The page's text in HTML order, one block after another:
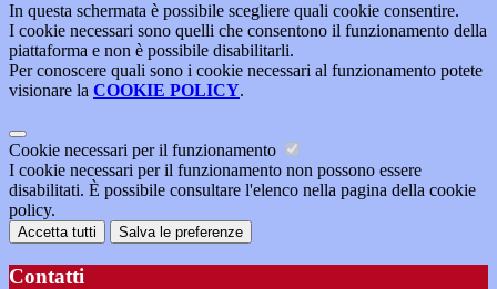
In questa schermata è possibile scegliere quali cookie consentire.
I cookie necessari sono quelli che consentono il funzionamento della
piattaforma e non è possibile disabilitarli.
Per conoscere quali sono i cookie necessari al funzionamento potete
visionare la COOKIE POLICY.
Cookie necessari per il funzionamento
I cookie necessari per il funzionamento non possono essere
disabilitati. È possibile consultare l'elenco nella pagina della cookie
policy.
Accetta tutti Salva le preferenze
Contatti